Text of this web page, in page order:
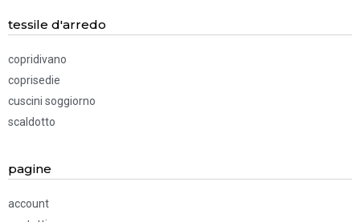
tessile d'arredo
copridivano
coprisedie
cuscini soggiorno
scaldotto
pagine
account